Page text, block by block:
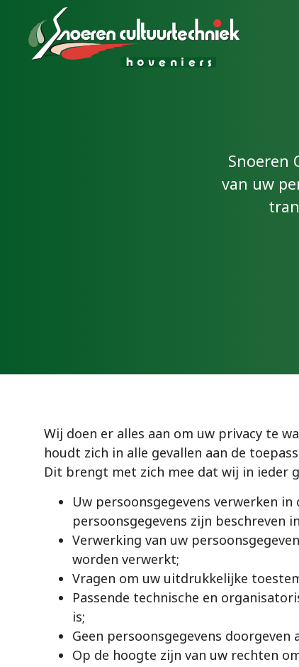
Snoeren
van uw
Wij doen er alles aan om uw privacy te
houdt zich in alle gevallen aan de
Dit brengt met zich mee dat wij in ieder
Uw persoonsgegevens verwerken
persoonsgegevens zijn beschreven
Verwerking van uw
worden verwerkt;
Vragen om uw uitdrukkelijke
Passende technische en
is;
Geen persoonsgegevens
Op de hoogte zijn van uw rechten